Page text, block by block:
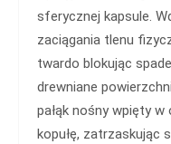
sferycznej kapsule.
zaciągania tlenu
twardo blokując
drewniane
pałąk nośny wpięty
kopułę, zatrzaskując